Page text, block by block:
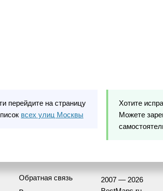
перейдите на страницу
всех улиц Москвы
Хотите
Можете
Обратная связь
2007 — 2026